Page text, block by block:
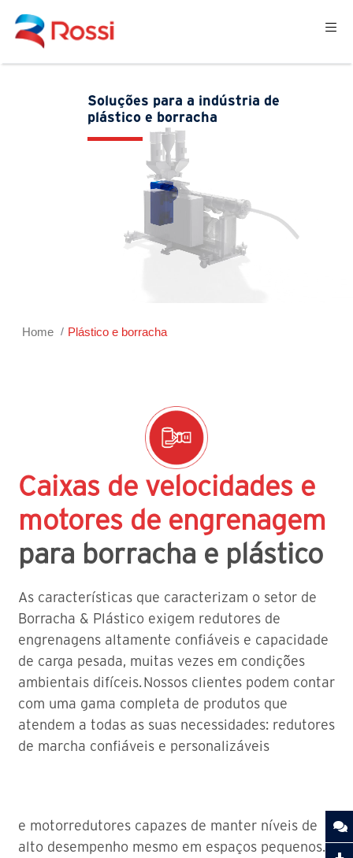
Soluções para a indústria de
plástico e borracha
Home Plástico e borracha
Caixas de velocidades e
motores de engrenagem
para borracha e plástico
As características que caracterizam o setor de
Borracha & Plástico exigem redutores de
engrenagens altamente confiáveis e capacidade
de carga pesada, muitas vezes em condições
ambientais difíceis. Nossos clientes podem contar
com uma gama completa de produtos que
atendem a todas as suas necessidades: redutores
de marcha confiáveis e personalizáveis
e motorredutores capazes de manter níveis de
alto desempenho mesmo em espaços pequenos.